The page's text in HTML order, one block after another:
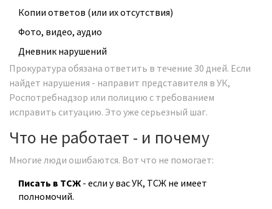
Копии ответов (или их отсутствия)
Фото, видео, аудио
Дневник нарушений
Прокуратура обязана ответить в течение 30 дней. Если
найдет нарушения - направит представителя в УК,
Роспотребнадзор или полицию с требованием
исправить ситуацию. Это уже серьезный шаг.
Что не работает - и почему
Многие люди ошибаются. Вот что не помогает:
Писать в ТСЖ - если у вас УК, ТСЖ не имеет
полномочий.